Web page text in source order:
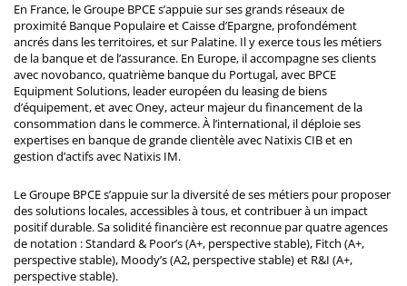
En France, le Groupe BPCE s’appuie sur ses grands réseaux de
proximité Banque Populaire et Caisse d’Epargne, profondément
ancrés dans les territoires, et sur Palatine. Il y exerce tous les métiers
de la banque et de l’assurance. En Europe, il accompagne ses clients
avec novobanco, quatrième banque du Portugal, avec BPCE
Equipment Solutions, leader européen du leasing de biens
d’équipement, et avec Oney, acteur majeur du financement de la
consommation dans le commerce. À l’international, il déploie ses
expertises en banque de grande clientèle avec Natixis CIB et en
gestion d’actifs avec Natixis IM.
Le Groupe BPCE s’appuie sur la diversité de ses métiers pour proposer
des solutions locales, accessibles à tous, et contribuer à un impact
positif durable. Sa solidité financière est reconnue par quatre agences
de notation : Standard & Poor’s (A+, perspective stable), Fitch (A+,
perspective stable), Moody’s (A2, perspective stable) et R&I (A+,
perspective stable).